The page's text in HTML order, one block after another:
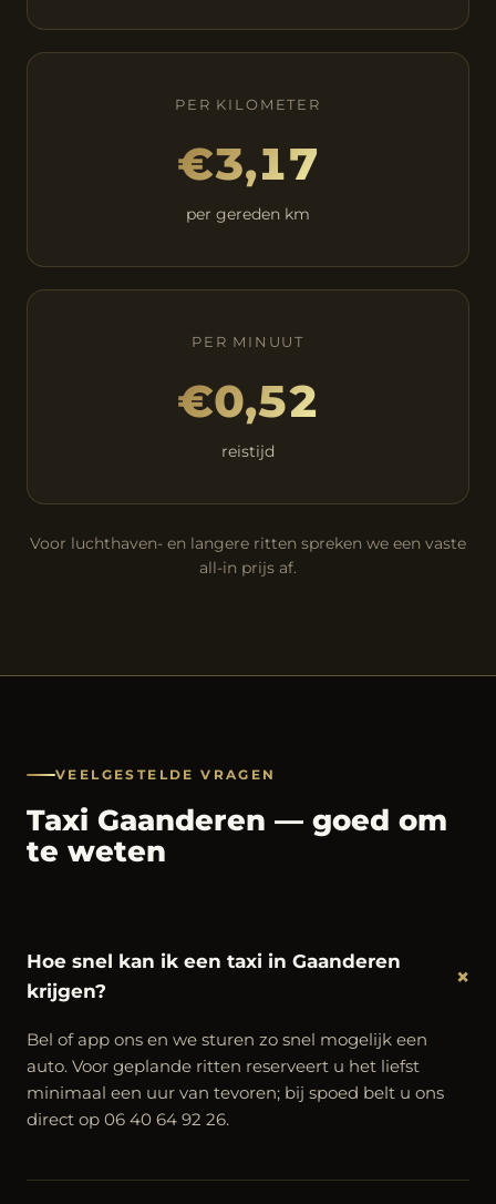
PER KILOMETER
€3,17
per gereden km
PER MINUUT
€0,52
reistijd
Voor luchthaven- en langere ritten spreken we een vaste
all-in prijs af.
VEELGESTELDE VRAGEN
Taxi Gaanderen — goed om
te weten
Hoe snel kan ik een taxi in Gaanderen
krijgen?
+
Bel of app ons en we sturen zo snel mogelijk een
auto. Voor geplande ritten reserveert u het liefst
minimaal een uur van tevoren; bij spoed belt u ons
direct op 06 40 64 92 26.